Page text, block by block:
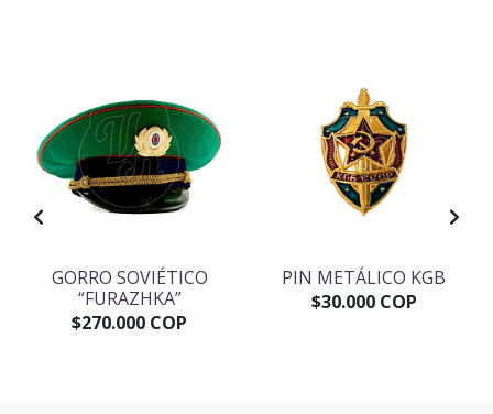
GORRO SOVIÉTICO
“FURAZHKA”
$270.000 COP
PIN METÁLICO KGB
$30.000 COP